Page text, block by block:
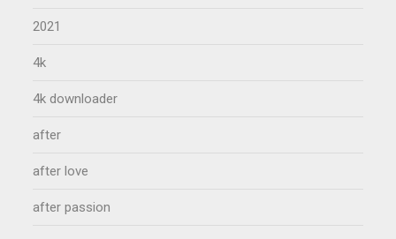
2021
4k
4k downloader
after
after love
after passion